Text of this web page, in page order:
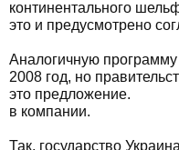
континентального
это и предусмотрено
Аналогичную
2008 год, но
это предложение.
в компании.
Так, государство